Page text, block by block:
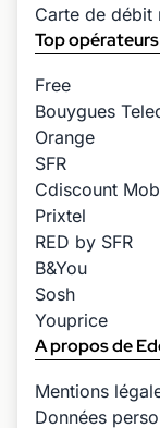
Carte de débit
Top opérateurs
Free
Bouygues
Orange
SFR
Cdiscount
Prixtel
RED by SFR
B&You
Sosh
Youprice
A propos de
Mentions
Données